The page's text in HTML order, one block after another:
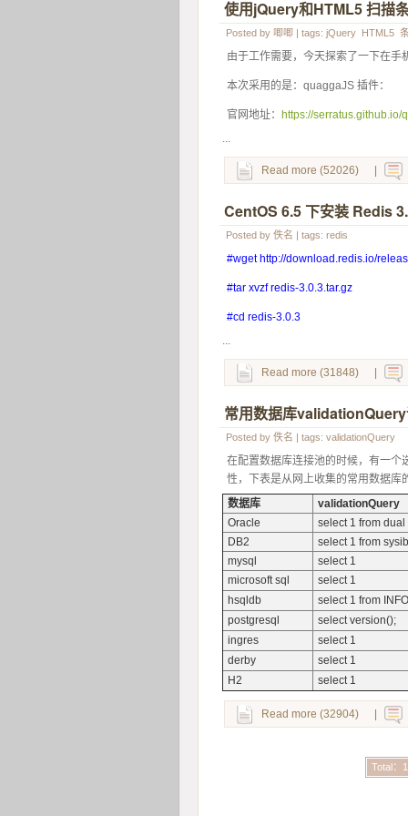
使用jQuery和HTML5 扫描
Posted by 唧唧 | tags: jQuery HTML5
由于工作需要，今天探索了一下在
本次采用的是：quaggaJS 插件：
官网地址： https://serratus.github.io/
Read more (52026) |
CentOS 6.5 下安装 Redis
Posted by 佚名 | tags: redis
#wget http://download.redis.io/
#tar xvzf redis-3.0.3.tar.gz
#cd redis-3.0.3
Read more (31848) |
常用数据库
Posted by 佚名 | tags: validationQuery
在配置数据库连接池的时候，有一
性，下表是从网上收集的常用数据库
数据库
validationQuery
Oracle
select 1 from dual
DB2
select 1 from
mysql
select 1
microsoft sql
select 1
hsqldb
select 1 from
postgresql
select version();
ingres
select 1
derby
select 1
H2
select 1
Read more (32904) |
Total：